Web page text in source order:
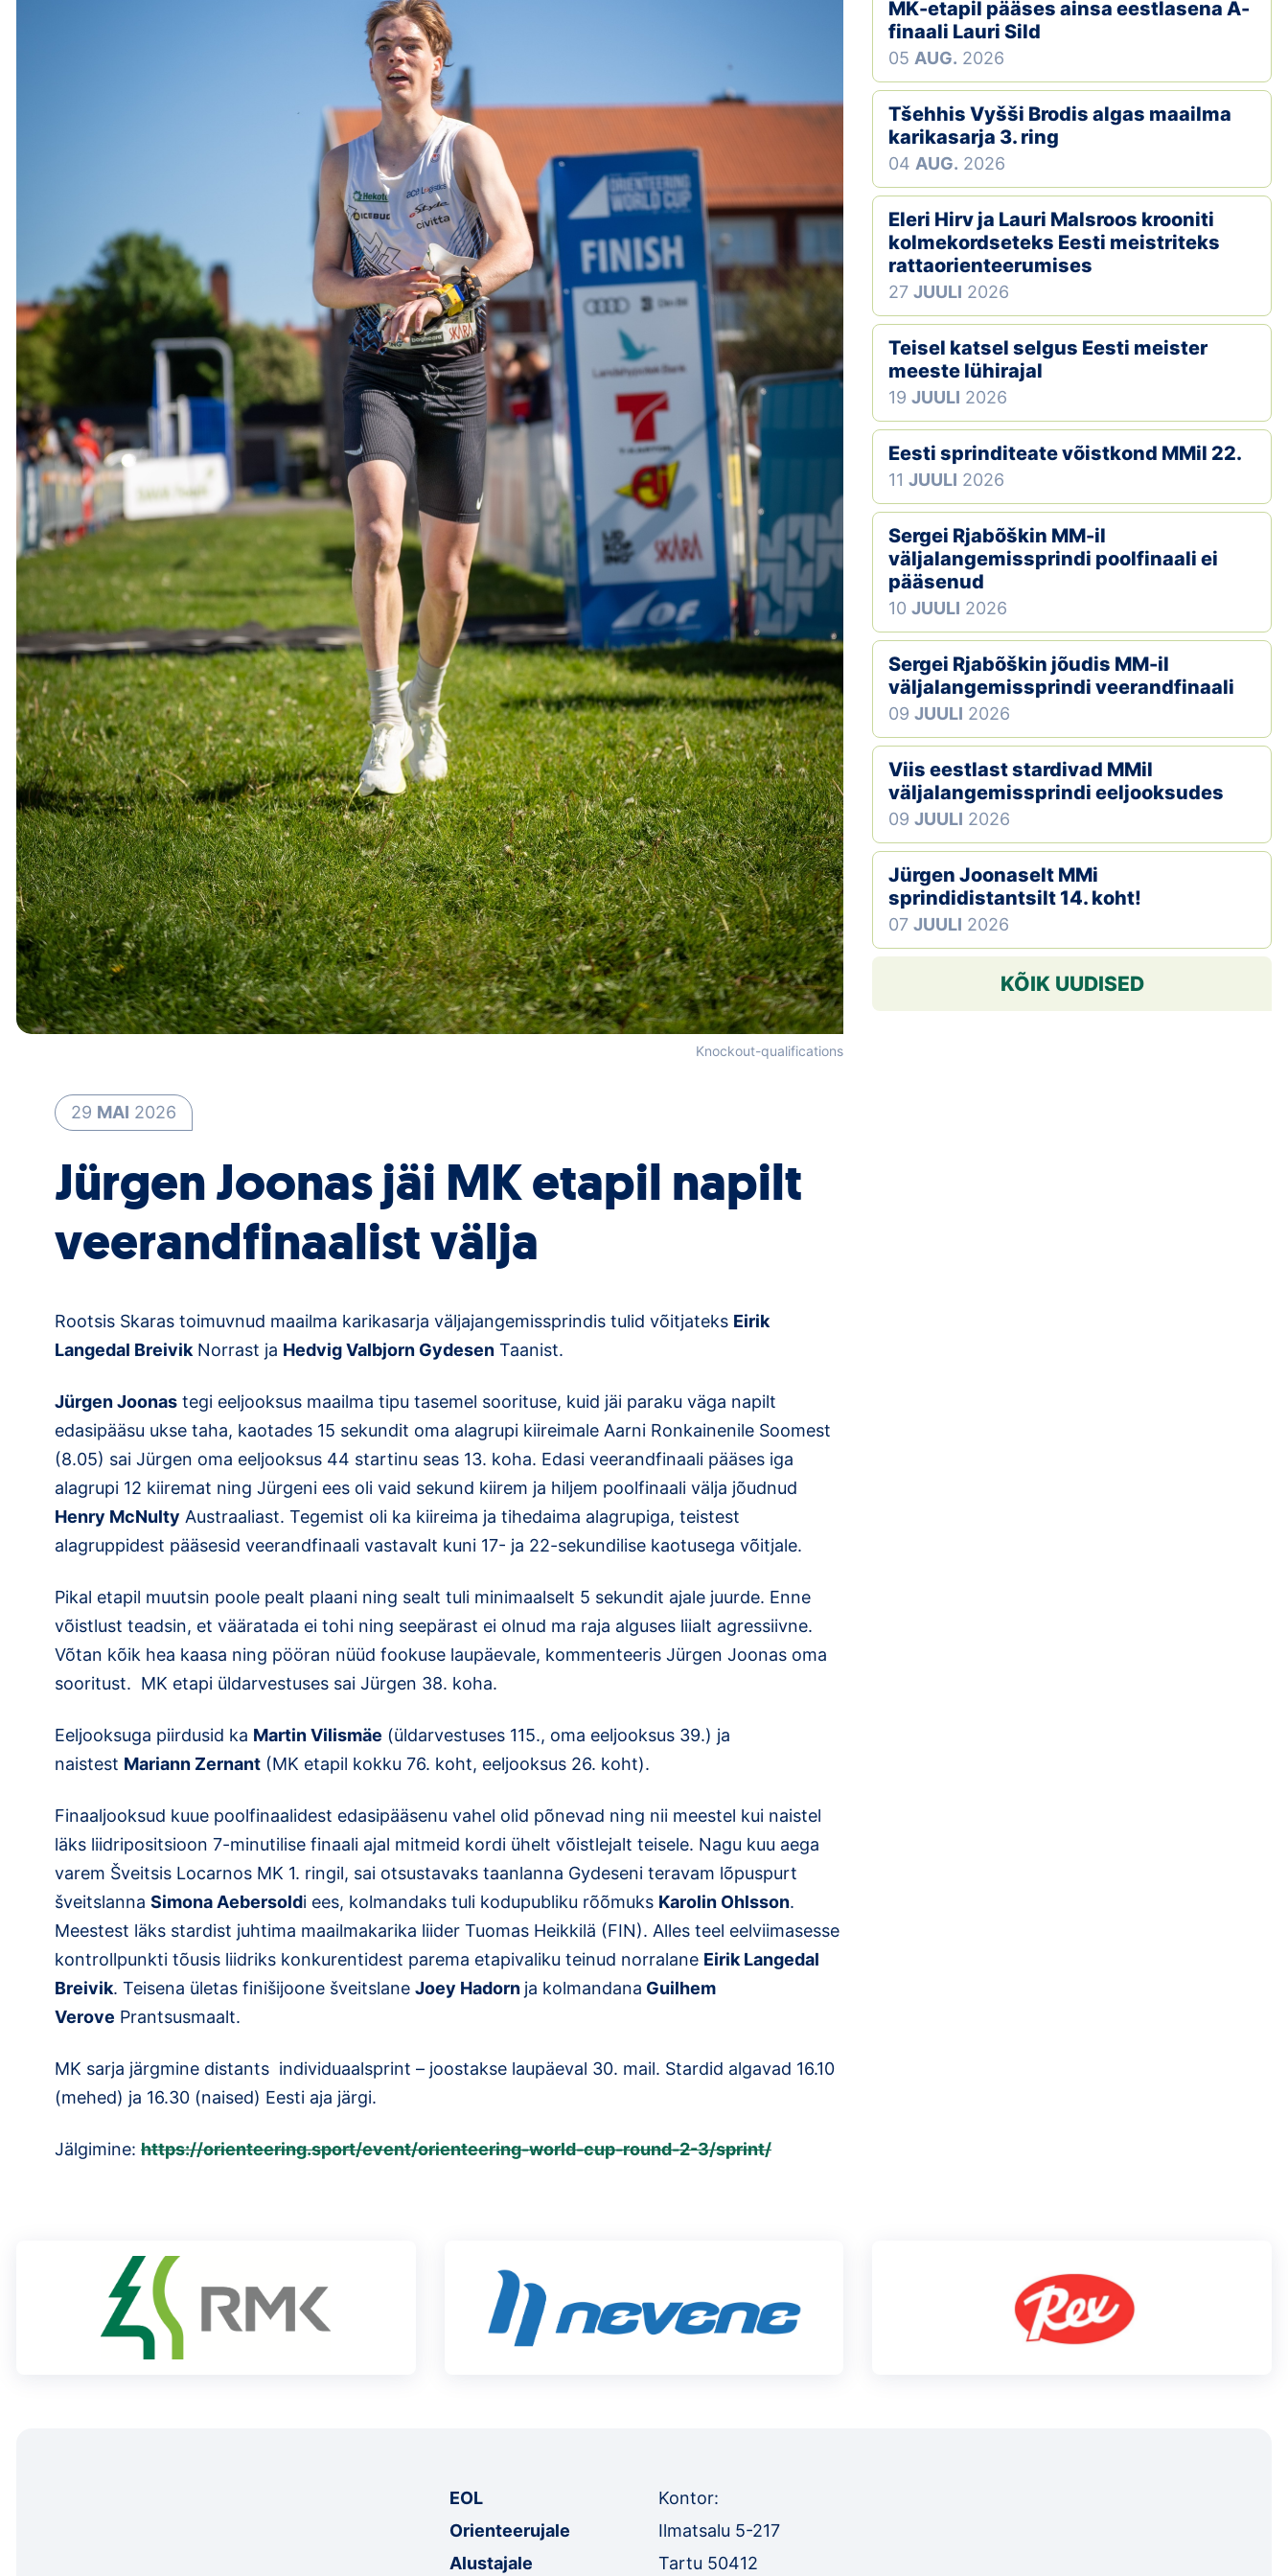
Kontakt
EOL
Galerii
Kaardid
Kalender
Koondised
Tule klubisse!
Tulemused
Dokumendid
Klubid
Suletud maastikud
Püsirajad
Ajalugu
Koolitused
Knockout-qualifications
29 MAI 2026
Jürgen Joonas jäi MK etapil napilt
veerandfinaalist välja
Rootsis Skaras toimuvnud maailma karikasarja väljajangemissprindis tulid võitjateks Eirik
Langedal Breivik Norrast ja Hedvig Valbjorn Gydesen Taanist.
Jürgen Joonas tegi eeljooksus maailma tipu tasemel soorituse, kuid jäi paraku väga napilt
edasipääsu ukse taha, kaotades 15 sekundit oma alagrupi kiireimale Aarni Ronkainenile Soomest
(8.05) sai Jürgen oma eeljooksus 44 startinu seas 13. koha. Edasi veerandfinaali pääses iga
alagrupi 12 kiiremat ning Jürgeni ees oli vaid sekund kiirem ja hiljem poolfinaali välja jõudnud
Henry McNulty Austraaliast. Tegemist oli ka kiireima ja tihedaima alagrupiga, teistest
alagruppidest pääsesid veerandfinaali vastavalt kuni 17- ja 22-sekundilise kaotusega võitjale.
Pikal etapil muutsin poole pealt plaani ning sealt tuli minimaalselt 5 sekundit ajale juurde. Enne
võistlust teadsin, et vääratada ei tohi ning seepärast ei olnud ma raja alguses liialt agressiivne.
Võtan kõik hea kaasa ning pööran nüüd fookuse laupäevale, kommenteeris Jürgen Joonas oma
sooritust. MK etapi üldarvestuses sai Jürgen 38. koha.
Eeljooksuga piirdusid ka Martin Vilismäe (üldarvestuses 115., oma eeljooksus 39.) ja
naistest Mariann Zernant (MK etapil kokku 76. koht, eeljooksus 26. koht).
Finaaljooksud kuue poolfinaalidest edasipääsenu vahel olid põnevad ning nii meestel kui naistel
läks liidripositsioon 7-minutilise finaali ajal mitmeid kordi ühelt võistlejalt teisele. Nagu kuu aega
varem Šveitsis Locarnos MK 1. ringil, sai otsustavaks taanlanna Gydeseni teravam lõpuspurt
šveitslanna Simona Aebersoldi ees, kolmandaks tuli kodupubliku rõõmuks Karolin Ohlsson.
Meestest läks stardist juhtima maailmakarika liider Tuomas Heikkilä (FIN). Alles teel eelviimasesse
kontrollpunkti tõusis liidriks konkurentidest parema etapivaliku teinud norralane Eirik Langedal
Breivik. Teisena ületas finišijoone šveitslane Joey Hadorn ja kolmandana Guilhem
Verove Prantsusmaalt.
MK sarja järgmine distants individuaalsprint – joostakse laupäeval 30. mail. Stardid algavad 16.10
(mehed) ja 16.30 (naised) Eesti aja järgi.
Jälgimine: https://orienteering.sport/event/orienteering-world-cup-round-2-3/sprint/
MK-etapil pääses ainsa eestlasena A-
finaali Lauri Sild
05 AUG. 2026
Tšehhis Vyšši Brodis algas maailma
karikasarja 3. ring
04 AUG. 2026
Eleri Hirv ja Lauri Malsroos krooniti
kolmekordseteks Eesti meistriteks
rattaorienteerumises
27 JUULI 2026
Teisel katsel selgus Eesti meister
meeste lühirajal
19 JUULI 2026
Eesti sprinditeate võistkond MMil 22.
11 JUULI 2026
Sergei Rjabõškin MM-il
väljalangemissprindi poolfinaali ei
pääsenud
10 JUULI 2026
Sergei Rjabõškin jõudis MM-il
väljalangemissprindi veerandfinaali
09 JUULI 2026
Viis eestlast stardivad MMil
väljalangemissprindi eeljooksudes
09 JUULI 2026
Jürgen Joonaselt MMi
sprindidistantsilt 14. koht!
07 JUULI 2026
KÕIK UUDISED
EOL
Orienteerujale
Alustajale
Kontor:
Ilmatsalu 5-217
Tartu 50412